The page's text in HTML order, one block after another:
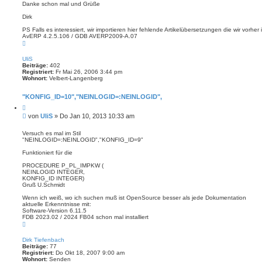
Danke schon mal und Grüße
Dirk
PS Falls es interessiert, wir importieren hier fehlende Artikelübersetzungen die wir
AvERP 4.2.5.106 / GDB AVERP2009-A.07
h
o
b
e
UliS
Beiträge: 402
Registriert: Fr Mai 26, 2006 3:44 pm
Wohnort: Velbert-Langenberg
"KONFIG_ID=10","NEINLOGID=:NEINLOGID",
i
t
e
r
n
B
i
t
a
g
von UliS » Do Jan 10, 2013 10:33 am
Versuch es mal im Stil
"NEINLOGID=:NEINLOGID","KONFIG_ID=9"
Funktioniert für die
PROCEDURE P_PL_IMPKW (
NEINLOGID INTEGER,
KONFIG_ID INTEGER)
Gruß U.Schmidt
Wenn ich weiß, wo ich suchen muß ist OpenSource besser als jede Dokumentation
aktuelle Erkenntnisse mit:
Software-Version 6.11.5
FDB 2023.02 / 2024 FB04 schon mal installiert
h
o
b
e
Dirk Tiefenbach
Beiträge: 77
Registriert: Do Okt 18, 2007 9:00 am
Wohnort: Senden